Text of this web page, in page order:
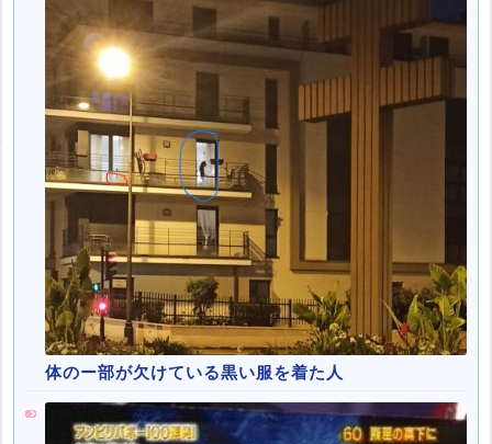
体のー部が欠けている黒い服を着た人